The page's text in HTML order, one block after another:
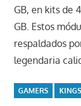
GB, en kits de
GB. Estos
respaldados
legendaria
GAMERS